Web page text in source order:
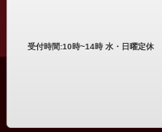
特定商取引法に基づ
古物商許可証番号: 兵
Copyright ©2026 買
受付時間:10時~14時 水・日曜定休